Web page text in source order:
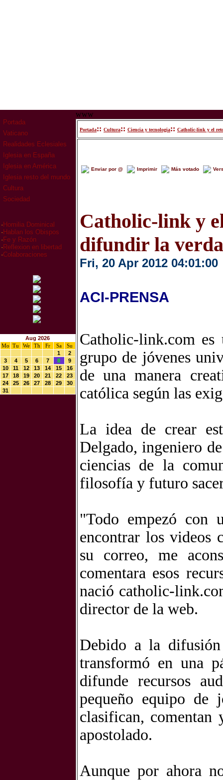
Portada
Vaticano
Realidades Eclesiales
Iglesia en España
Iglesia en América
Iglesia resto del mundo
Cultura
Sociedad
· Homilia Dominical
· Hablan los Obispos
· Fe y Razón
· Reflexion en libertad
·Colaboraciones
Aug 2026
Mo
Tu We Th Fr Sa
Su
1
2
3
4 5 6 7 8
9
10
11 12 13 14 15
16
17
18 19 20 21 22
23
24
25 26 27 28 29
30
31
www
Portada:: Cultura:: Ciencia y tecnologia:: Catholic-link y el
Enviar por @ Imprimir Más votado
Catholic-link y
difundir la
Fri, 20 Apr 2012 04:01:00
ACI-PRENSA
Catholic-link.com
grupo de jóvenes
de una manera
católica según las
La idea de crear
Delgado, ingeniero
ciencias de la
filosofía y futuro
"Todo empezó con
encontrar los videos
su correo, me
comentara esos
nació catholic-
director de la web.
Debido a la
transformó en una
difunde recursos
pequeño equipo de
clasifican,
apostolado.
Aunque por ahora